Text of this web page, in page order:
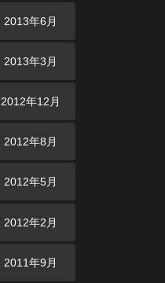
2013年6月
2013年3月
2012年12月
2012年8月
2012年5月
2012年2月
2011年9月